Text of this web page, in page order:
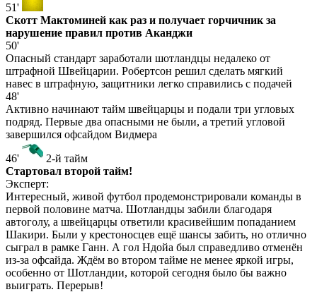
51'
Скотт Мактоминей как раз и получает горчичник за
нарушение правил против Аканджи
50'
Опасный стандарт заработали шотландцы недалеко от
штрафной Швейцарии. Робертсон решил сделать мягкий
навес в штрафную, защитники легко справились с подачей
48'
Активно начинают тайм швейцарцы и подали три угловых
подряд. Первые два опасными не были, а третий угловой
завершился офсайдом Видмера
46'
2-й тайм
Стартовал второй тайм!
Эксперт:
Интересный, живой футбол продемонстрировали команды в
первой половине матча. Шотландцы забили благодаря
автоголу, а швейцарцы ответили красивейшим попаданием
Шакири. Были у крестоносцев ещё шансы забить, но отлично
сыграл в рамке Ганн. А гол Ндойа был справедливо отменён
из-за офсайда. Ждём во втором тайме не менее яркой игры,
особенно от Шотландии, которой сегодня было бы важно
выиграть. Перерыв!